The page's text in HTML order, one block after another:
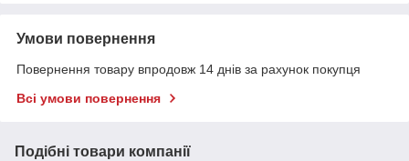
Умови повернення
Повернення товару впродовж 14 днів за рахунок покупця
Всі умови повернення
Подібні товари компанії